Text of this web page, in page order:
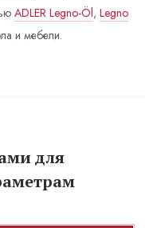
ADLER Legno-Öl, Legno
и мебели.
для